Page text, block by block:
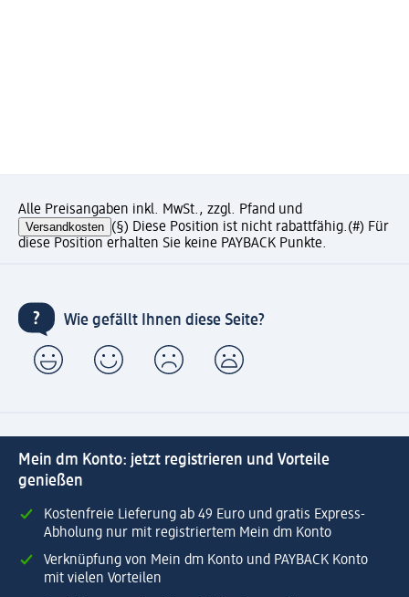
Alle Preisangaben inkl. MwSt., zzgl. Pfand und
Versandkosten (§) Diese Position ist nicht rabattfähig.(#) Für
diese Position erhalten Sie keine PAYBACK Punkte.
Wie gefällt Ihnen diese Seite?
Mein dm Konto: jetzt registrieren und Vorteile
genießen
Kostenfreie Lieferung ab 49 Euro und gratis Express-
Abholung nur mit registriertem Mein dm Konto
Verknüpfung von Mein dm Konto und PAYBACK Konto
mit vielen Vorteilen